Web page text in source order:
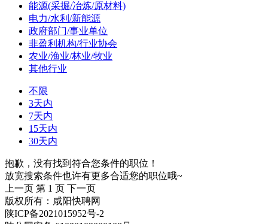
能源(采掘/冶炼/原材料)
电力/水利/新能源
政府部门/事业单位
非盈利机构/行业协会
农业/渔业/林业/牧业
其他行业
不限
3天内
7天内
15天内
30天内
抱歉，没有找到符合您条件的职位！
放宽搜索条件也许有更多合适您的职位哦~
上一页 第 1 页 下一页
版权所有：咸阳快聘网
陕ICP备2021015952号-2